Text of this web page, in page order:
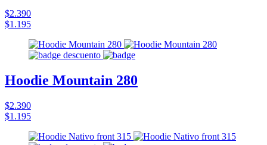
$2.390
$1.195
Hoodie Mountain 280
$2.390
$1.195